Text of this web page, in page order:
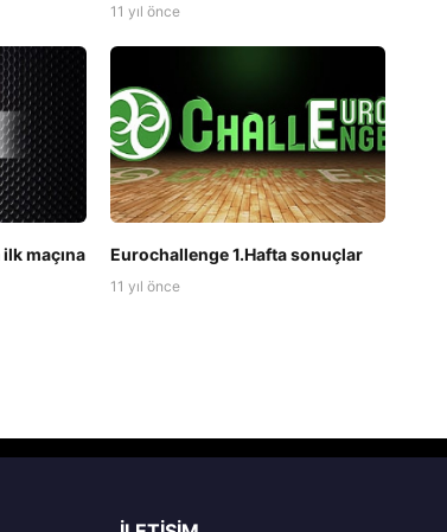
11 yıl önce
maçına
Eurochallenge 1.Hafta sonuçlar
11 yıl önce